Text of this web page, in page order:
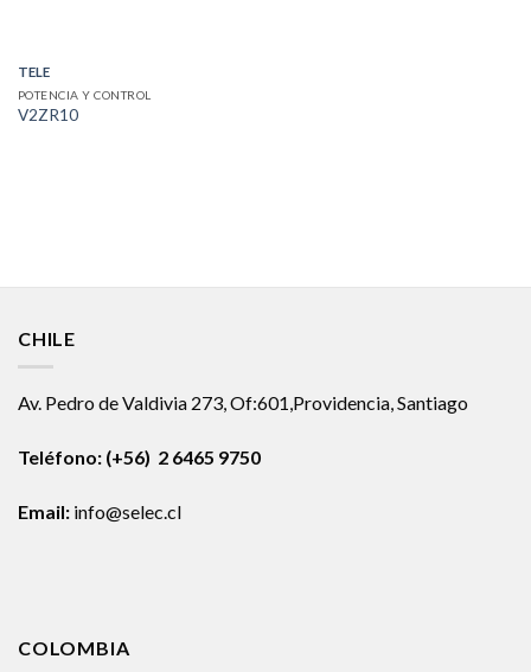
TELE
POTENCIA Y CONTROL
V2ZR10
CHILE
Av. Pedro de Valdivia 273, Of:601,Providencia, Santiago
Teléfono: (+56) 2 6465 9750
Email: info@selec.cl
COLOMBIA